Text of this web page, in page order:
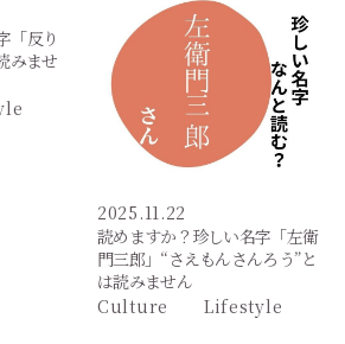
「反り
みませ
2025.11.22
読めますか？珍しい名字「左衛
門三郎」“さえもんさんろう”と
は読みません
Culture
Lifestyle